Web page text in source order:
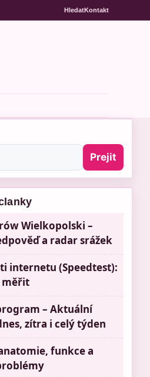
HledatKontakt
Prejit
Wielkopolski –
a radar srážek
internetu (Speedtest):
měřit
– Aktuální
zítra i celý týden
funkce a